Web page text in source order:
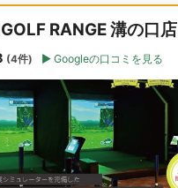
RANGE 溝の口店
(4件) Googleの口コミを見る